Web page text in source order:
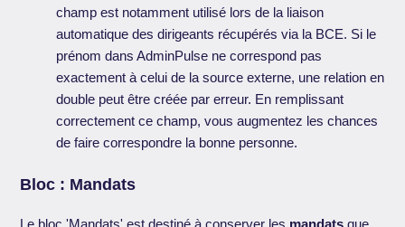
champ est notamment utilisé lors de la liaison
automatique des dirigeants récupérés via la BCE. Si le
prénom dans AdminPulse ne correspond pas
exactement à celui de la source externe, une relation en
double peut être créée par erreur. En remplissant
correctement ce champ, vous augmentez les chances
de faire correspondre la bonne personne.
Bloc : Mandats